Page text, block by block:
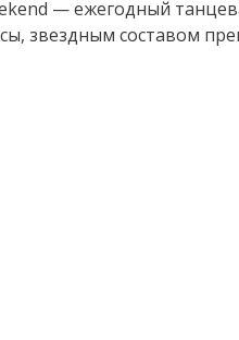
— ежегодный
звездным составом